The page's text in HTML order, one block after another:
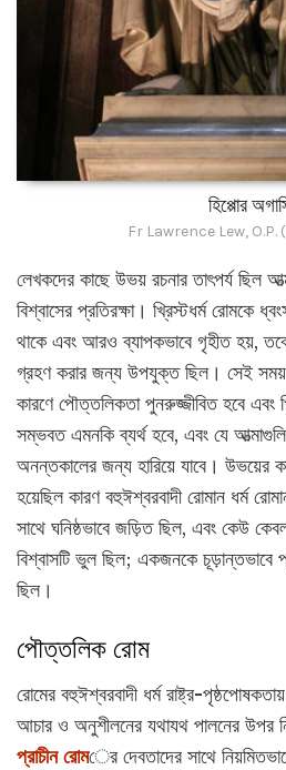
হিপ্পোর
Fr Lawrence Lew, O.P.
লেখকদের কাছে উভয় রচনার তাৎপর্য ছিল
বিশ্বাসের প্রতিরক্ষা। খ্রিস্টধর্ম রোমকে
থাকে এবং আরও ব্যাপকভাবে গৃহীত হয়,
গ্রহণ করার জন্য উপযুক্ত ছিল। সেই সময়
কারণে পৌত্তলিকতা পুনরুজ্জীবিত হবে এবং
সম্ভবত এমনকি ব্যর্থ হবে, এবং যে
অনন্তকালের জন্য হারিয়ে যাবে। উভয়ের
হয়েছিল কারণ বহুঈশ্বরবাদী রোমান ধর্ম
সাথে ঘনিষ্ঠভাবে জড়িত ছিল, এবং কেউ
বিশ্বাসটি ভুল ছিল; একজনকে চূড়ান্তভাবে
ছিল।
পৌত্তলিক রোম
রোমের বহুঈশ্বরবাদী ধর্ম রাষ্ট্র-পৃষ্ঠপোষকতায়
আচার ও অনুশীলনের যথাযথ পালনের উপর
প্রাচীন রোমের দেবতাদের সাথে